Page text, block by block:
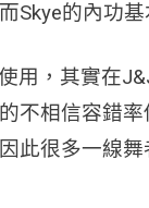
Skye的內功
用，其實在
不相信容錯
此很多一線